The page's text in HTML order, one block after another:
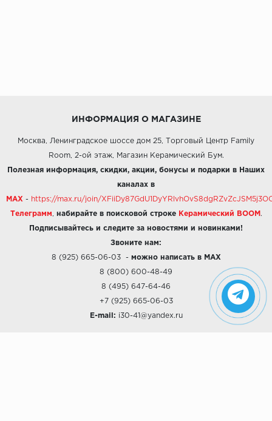
ИНФОРМАЦИЯ О МАГАЗИНЕ
Москва, Ленинградское шоссе дом 25, Торговый Центр Family
Room, 2-ой этаж, Магазин Керамический Бум.
Полезная информация, скидки, акции, бонусы и подарки в Наших
каналах в
MAX - https://max.ru/join/
Телеграмм набирайте в поисковой строке Керамический BOOM .
Подписывайтесь и следите за новостями и новинками!
Звоните нам:
8 (925) 665-06-03- можно написать в MAX
8 (800) 600-48-49
8 (495) 647-64-46
+7 (925) 665-06-03
E-mail: i30-41@yandex.ru